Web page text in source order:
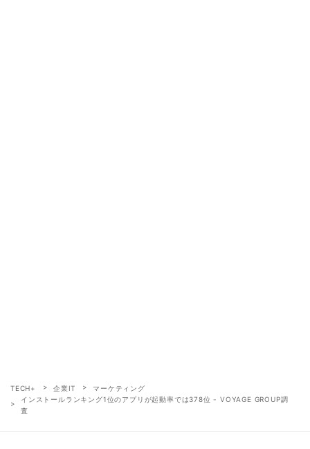
TECH+ 企業IT
マーケティング
インストールランキング1位のアプリが起動率では378位 - VOYAGE GROUP調
査